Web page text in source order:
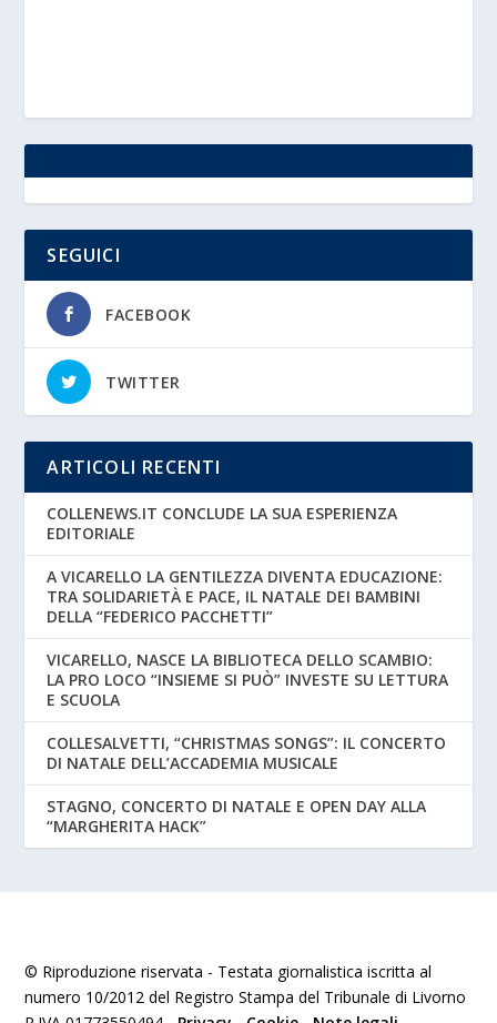
SEGUICI
FACEBOOK
TWITTER
ARTICOLI RECENTI
COLLENEWS.IT CONCLUDE LA SUA ESPERIENZA
EDITORIALE
A VICARELLO LA GENTILEZZA DIVENTA EDUCAZIONE:
TRA SOLIDARIETÀ E PACE, IL NATALE DEI BAMBINI
DELLA “FEDERICO PACCHETTI”
VICARELLO, NASCE LA BIBLIOTECA DELLO SCAMBIO:
LA PRO LOCO “INSIEME SI PUÒ” INVESTE SU LETTURA
E SCUOLA
COLLESALVETTI, “CHRISTMAS SONGS”: IL CONCERTO
DI NATALE DELL’ACCADEMIA MUSICALE
STAGNO, CONCERTO DI NATALE E OPEN DAY ALLA
“MARGHERITA HACK”
© Riproduzione riservata - Testata giornalistica iscritta al
numero 10/2012 del Registro Stampa del Tribunale di Livorno